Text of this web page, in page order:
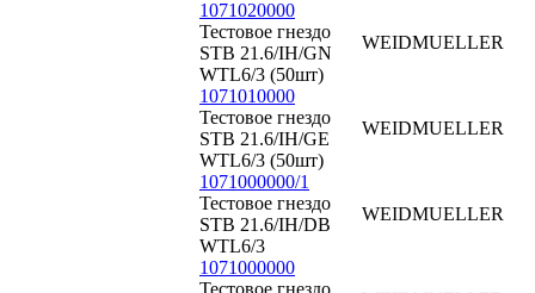
1071020000
Тестовое гнездо
STB 21.6/IH/GN
WTL6/3 (50шт)
WEIDMUELLER
1071010000
Тестовое гнездо
STB 21.6/IH/GE
WTL6/3 (50шт)
WEIDMUELLER
1071000000/1
Тестовое гнездо
STB 21.6/IH/DB
WTL6/3
WEIDMUELLER
1071000000
Тестовое гнездо